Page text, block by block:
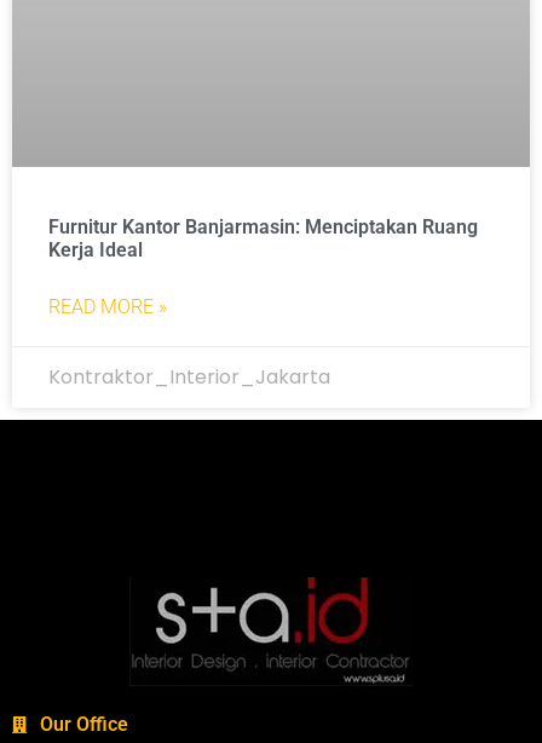
Furnitur Kantor Banjarmasin: Menciptakan Ruang
Kerja Ideal
READ MORE »
Kontraktor_Interior_Jakarta
Our Office